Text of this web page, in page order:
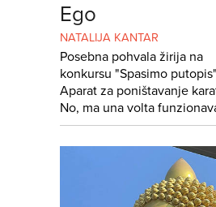
Ego
NATALIJA KANTAR
Posebna pohvala žirija na
konkursu "Spasimo
Aparat za poništavanje
No, ma una volta